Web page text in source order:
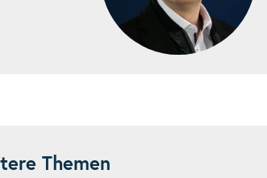
Themen